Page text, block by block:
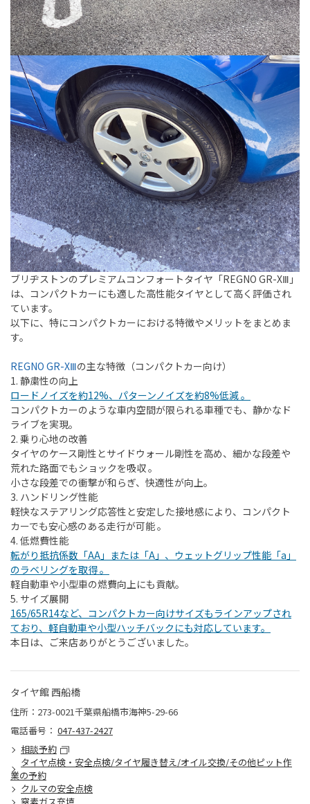
ブリヂストンのプレミアムコンフォートタイヤ「REGNO GR-XⅢ 」
は、コンパクトカーにも適した高性能タイヤとして高く評価され
ています。
以下に、特にコンパクトカーにおける特徴やメリットをまとめま
す。
REGNO GR-XⅢの主な特徴（コンパクトカー向け）
1. 静粛性の向上
ロードノイズを約12%、パターンノイズを約8%低減 。
コンパクトカーのような車内空間が限られる車種でも、静かなド
ライブを実現。
2. 乗り心地の改善
タイヤのケース剛性とサイドウォール剛性を高め、細かな段差や
荒れた路面でもショックを吸収 。
小さな段差での衝撃が和らぎ、快適性が向上。
3. ハンドリング性能
軽快なステアリング応答性と安定した接地感により、コンパクト
カーでも安心感のある走行が可能 。
4. 低燃費性能
転がり抵抗係数「AA」または「A」、ウェットグリップ性能「a」
のラベリングを取得 。
軽自動車や小型車の燃費向上にも貢献。
5. サイズ展開
165/65R14など、コンパクトカー向けサイズもラインアップされ
ており、軽自動車や小型ハッチバックにも対応しています。
本日は、ご来店ありがとうございました。
タイヤ館 西船橋
住所：273-0021千葉県船橋市海神5-29-66
電話番号： 047-437-2427
相談予約
タイヤ点検・安全点検/タイヤ履き替え/オイル交換/その他ピット作
業の予約
クルマの安全点検